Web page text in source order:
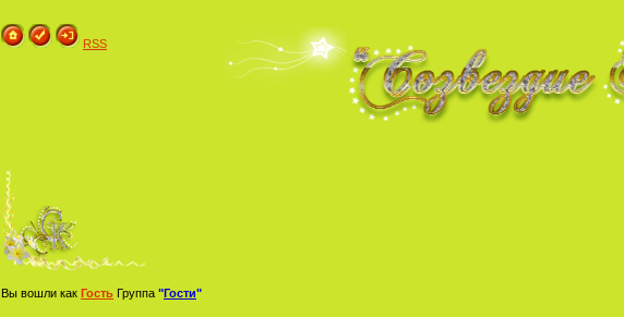
RSS
Вы вошли как Гость Группа "Гости"